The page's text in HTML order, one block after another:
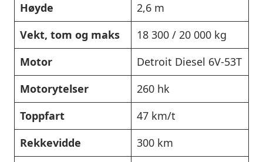
Høyde
2,6 m
Vekt, tom og maks
18 300 / 20 000 kg
Motor
Detroit Diesel 6V-53T
Motorytelser
260 hk
Toppfart
47 km/t
Rekkevidde
300 km